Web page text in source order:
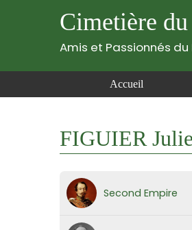
Cimetière
Amis et Passionnés du
Accueil
FIGUIER
Second Empire